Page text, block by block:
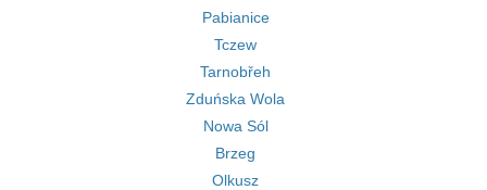
Pabianice
Tczew
Tarnobřeh
Zduńska Wola
Nowa Sól
Brzeg
Olkusz